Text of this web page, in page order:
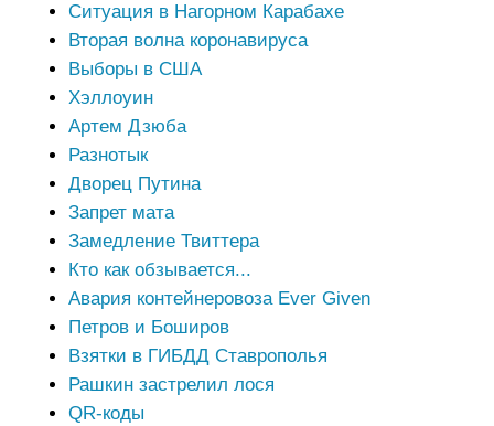
Ситуация в Нагорном Карабахе
Вторая волна коронавируса
Выборы в США
Хэллоуин
Артем Дзюба
Разнотык
Дворец Путина
Запрет мата
Замедление Твиттера
Кто как обзывается...
Авария контейнеровоза Ever Given
Петров и Боширов
Взятки в ГИБДД Ставрополья
Рашкин застрелил лося
QR-коды